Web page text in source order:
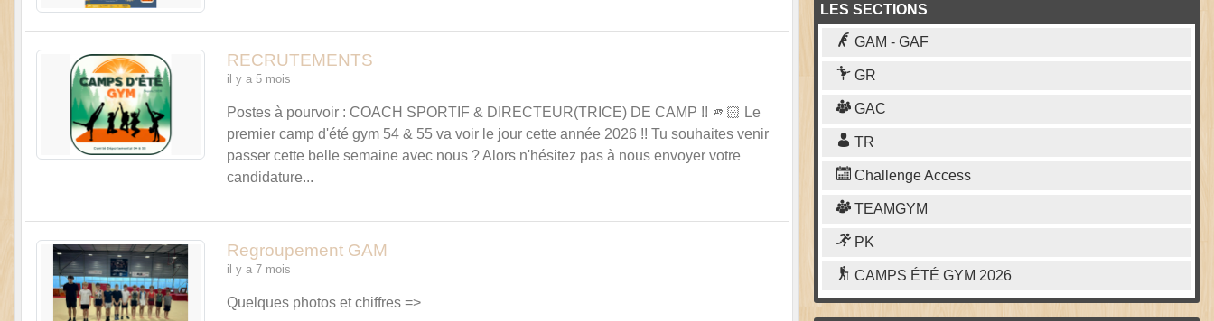
RECRUTEMENTS
il y a 5 mois
Postes à pourvoir : COACH SPORTIF & DIRECTEUR(TRICE) DE CAMP !! 🫵🏻 Le
premier camp d'été gym 54 & 55 va voir le jour cette année 2026 !! Tu souhaites venir
passer cette belle semaine avec nous ? Alors n'hésitez pas à nous envoyer votre
candidature...
Regroupement GAM
il y a 7 mois
Quelques photos et chiffres =>
LES SECTIONS
GAM - GAF
GR
GAC
TR
Challenge Access
TEAMGYM
PK
CAMPS ÉTÉ GYM 2026